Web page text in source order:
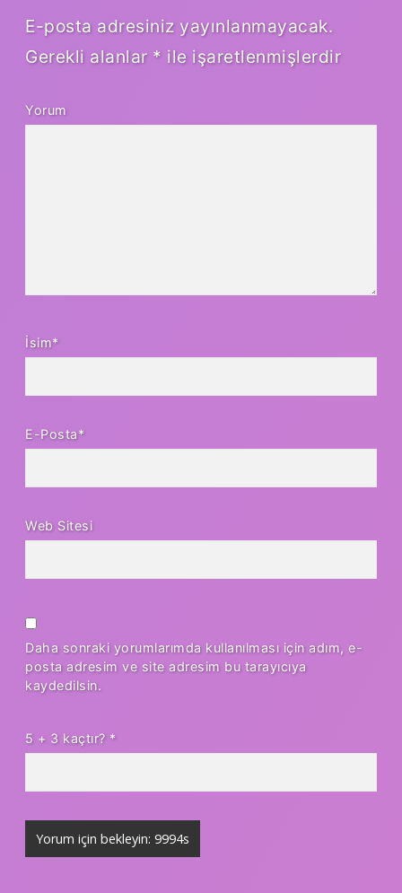
E-posta adresiniz yayınlanmayacak.
Gerekli alanlar * ile işaretlenmişlerdir
Yorum
İsim*
E-Posta*
Web Sitesi
Daha sonraki yorumlarımda kullanılması için adım, e-
posta adresim ve site adresim bu tarayıcıya
kaydedilsin.
5 + 3 kaçtır? *